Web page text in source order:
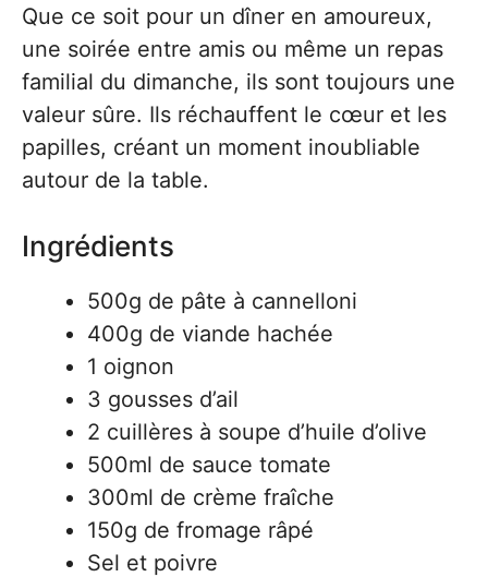
Que ce soit pour un dîner en amoureux,
une soirée entre amis ou même un repas
familial du dimanche, ils sont toujours une
valeur sûre. Ils réchauffent le cœur et les
papilles, créant un moment inoubliable
autour de la table.
Ingrédients
500g de pâte à cannelloni
400g de viande hachée
1 oignon
3 gousses d’ail
2 cuillères à soupe d’huile d’olive
500ml de sauce tomate
300ml de crème fraîche
150g de fromage râpé
Sel et poivre